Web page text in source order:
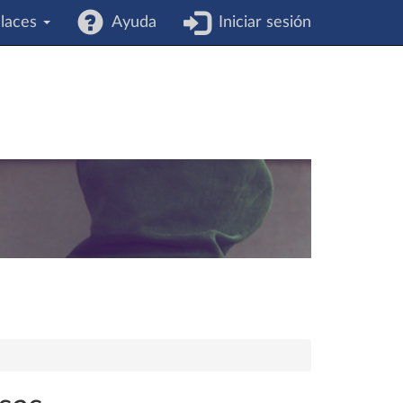
Ayuda Iniciar sesión